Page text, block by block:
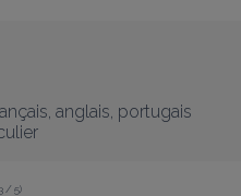
, anglais, portugais
/ 5)